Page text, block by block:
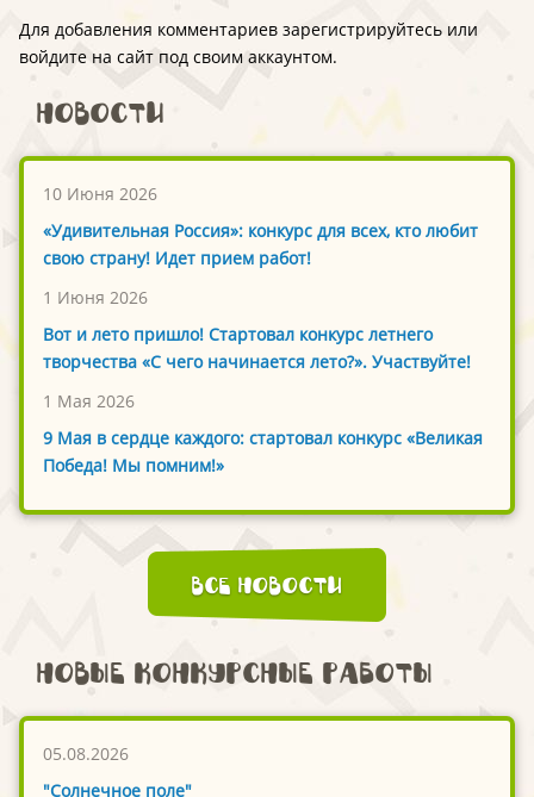
Для добавления комментариев зарегистрируйтесь или
войдите на сайт под своим аккаунтом.
Новости
10 Июня 2026
«Удивительная Россия»: конкурс для всех, кто любит
свою страну! Идет прием работ!
1 Июня 2026
Вот и лето пришло! Стартовал конкурс летнего
творчества «С чего начинается лето?». Участвуйте!
1 Мая 2026
9 Мая в сердце каждого: стартовал конкурс «Великая
Победа! Мы помним!»
Все новости
Новые конкурсные работы
05.08.2026
"Солнечное поле"